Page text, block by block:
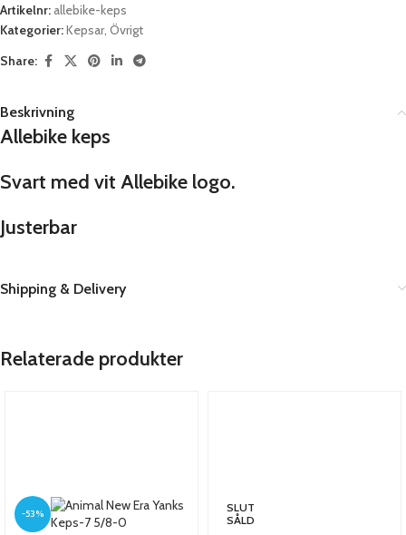
Artikelnr: allebike-keps
Kategorier:Kepsar, Övrigt
Share:
Beskrivning
Allebike keps
Svart med vit Allebike logo.
Justerbar
Shipping & Delivery
Relaterade produkter
-53%
SLUT
SÅLD